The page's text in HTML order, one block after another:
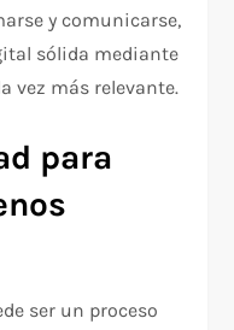
y comunicarse,
sólida mediante
vez más relevante.
para
ser un proceso